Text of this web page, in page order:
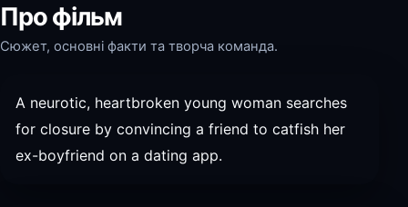
Про фільм
Сюжет, основні факти та творча команда.
A neurotic, heartbroken young woman searches
for closure by convincing a friend to catfish her
ex-boyfriend on a dating app.